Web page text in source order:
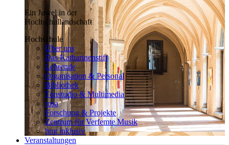
Ein Juwel in der
Hochschullandschaft
Hochschule
Über uns
Das Katharinenstift
Lehrende
Organisation & Personal
Bibliothek
Tonstudio & Multimedia
rosa
Forschung & Projekte
Zentrum für Verfemte Musik
hmt inklusiv
Veranstaltungen